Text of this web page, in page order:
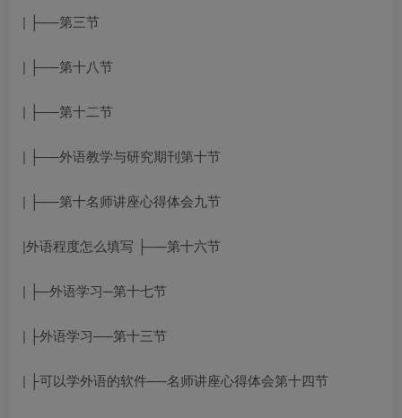
| ├──第三节
| ├──第十八节
| ├──第十二节
| ├──外语教学与研究期刊第十节
| ├──第十名师讲座心得体会九节
|外语程度怎么填写 ├──第十六节
| ├─外语学习─第十七节
| ├外语学习──第十三节
| ├可以学外语的软件──名师讲座心得体会第十四节